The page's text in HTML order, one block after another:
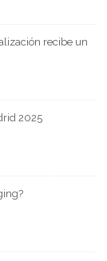
recibe un
2025